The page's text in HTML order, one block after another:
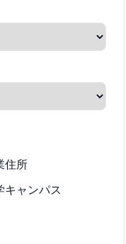
住所
キャンパス